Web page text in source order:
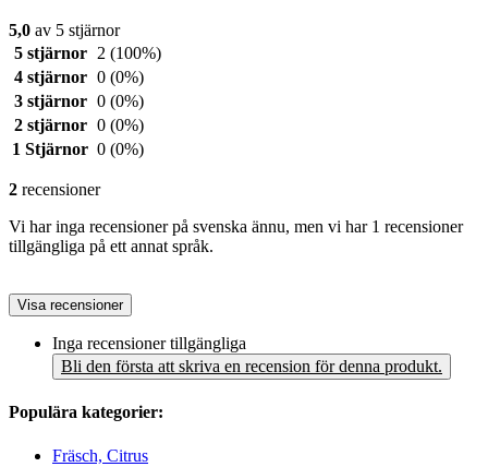
5,0 av 5 stjärnor
5 stjärnor
2 (100%)
4 stjärnor 0 (0%)
3 stjärnor 0 (0%)
2 stjärnor 0 (0%)
1 Stjärnor 0 (0%)
2 recensioner
Vi har inga recensioner på svenska ännu, men vi har 1 recensioner
tillgängliga på ett annat språk.
Visa recensioner
Inga recensioner tillgängliga
Bli den första att skriva en recension för denna produkt.
Populära kategorier:
Fräsch, Citrus